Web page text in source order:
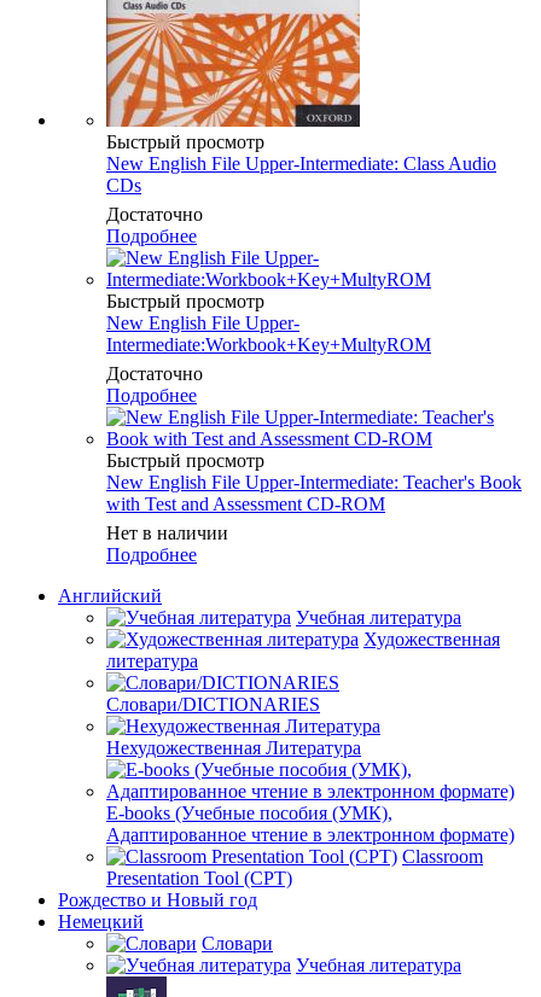
Быстрый просмотр
New English File Upper-Intermediate: Class Audio
CDs
Достаточно
Подробнее
Быстрый просмотр
New English File Upper-
Intermediate:Workbook+Key+MultyROM
Достаточно
Подробнее
Быстрый просмотр
New English File Upper-Intermediate: Teacher's Book
with Test and Assessment CD-ROM
Нет в наличии
Подробнее
Английский
Учебная литература
Художественная
литература
Словари/DICTIONARIES
Нехудожественная Литература
E-books (Учебные пособия (УМК),
Адаптированное чтение в электронном формате)
Classroom
Presentation Tool (CPT)
Рождество и Новый год
Немецкий
Словари
Учебная литература